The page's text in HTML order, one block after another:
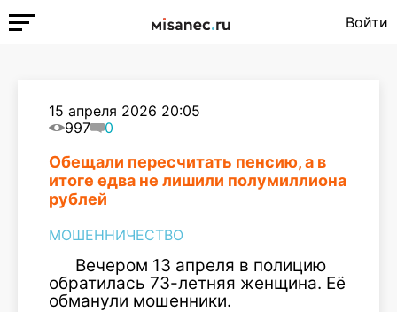
Войти
15 апреля 2026 20:05
997
0
Обещали пересчитать пенсию, а в
итоге едва не лишили полумиллиона
рублей
МОШЕННИЧЕСТВО
Вечером 13 апреля в полицию
обратилась 73-летняя женщина. Её
обманули мошенники.